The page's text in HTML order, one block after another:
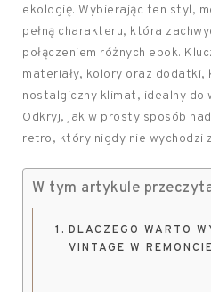
ekologię. Wybierając ten styl,
pełną charakteru, która
połączeniem różnych epok.
materiały, kolory oraz
nostalgiczny klimat, idealny do
Odkryj, jak w prosty sposób
retro, który nigdy nie wychodzi
W tym artykule
DLACZEGO WARTO
VINTAGE W